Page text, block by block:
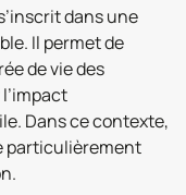
dans une
Il permet de
de vie des
Dans ce contexte,
particulièrement